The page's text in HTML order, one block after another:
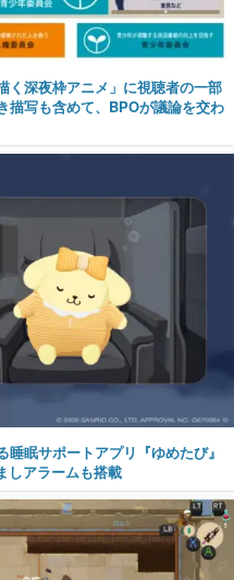
く深夜枠アニメ」に視聴者の一部
描写も含めて、BPOが議論を交わ
眠サポートアプリ『ゆめたび』
しアラームも搭載